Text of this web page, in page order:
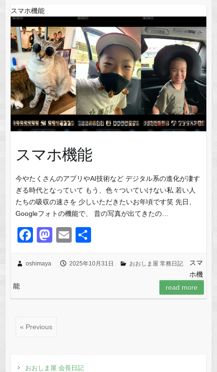
o
k
スマホ機能
スマホ機能
今やたくさんのアプリやAI技術など デジタル系の進化が凄す
ぎる時代となっていて もう、色々ついていけない私 若い人
たちの吸収の速さを 少しいただきたいお年頃です笑 先日、
Googleフォトの機能で、 昔の写真が出てきたの…
F
c
b
o
M
st
d
n
E
ail
oshimaya 2025年10月31日 おおしま屋 常務日記
スマ
ホ機
能
read more
« Previous
おおしま屋 会長日記